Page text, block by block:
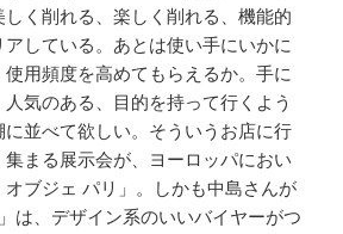
く削れる、楽しく削れる、機能的
している。あとは使い手にいかに
用頻度を高めてもらえるか。手に
気のある、目的を持って行くよう
並べて欲しい。そういうお店に行
集まる展示会が、ヨーロッパにおい
ブジェ パリ」。しかも中島さんが
は、デザイン系のいいバイヤーがつ